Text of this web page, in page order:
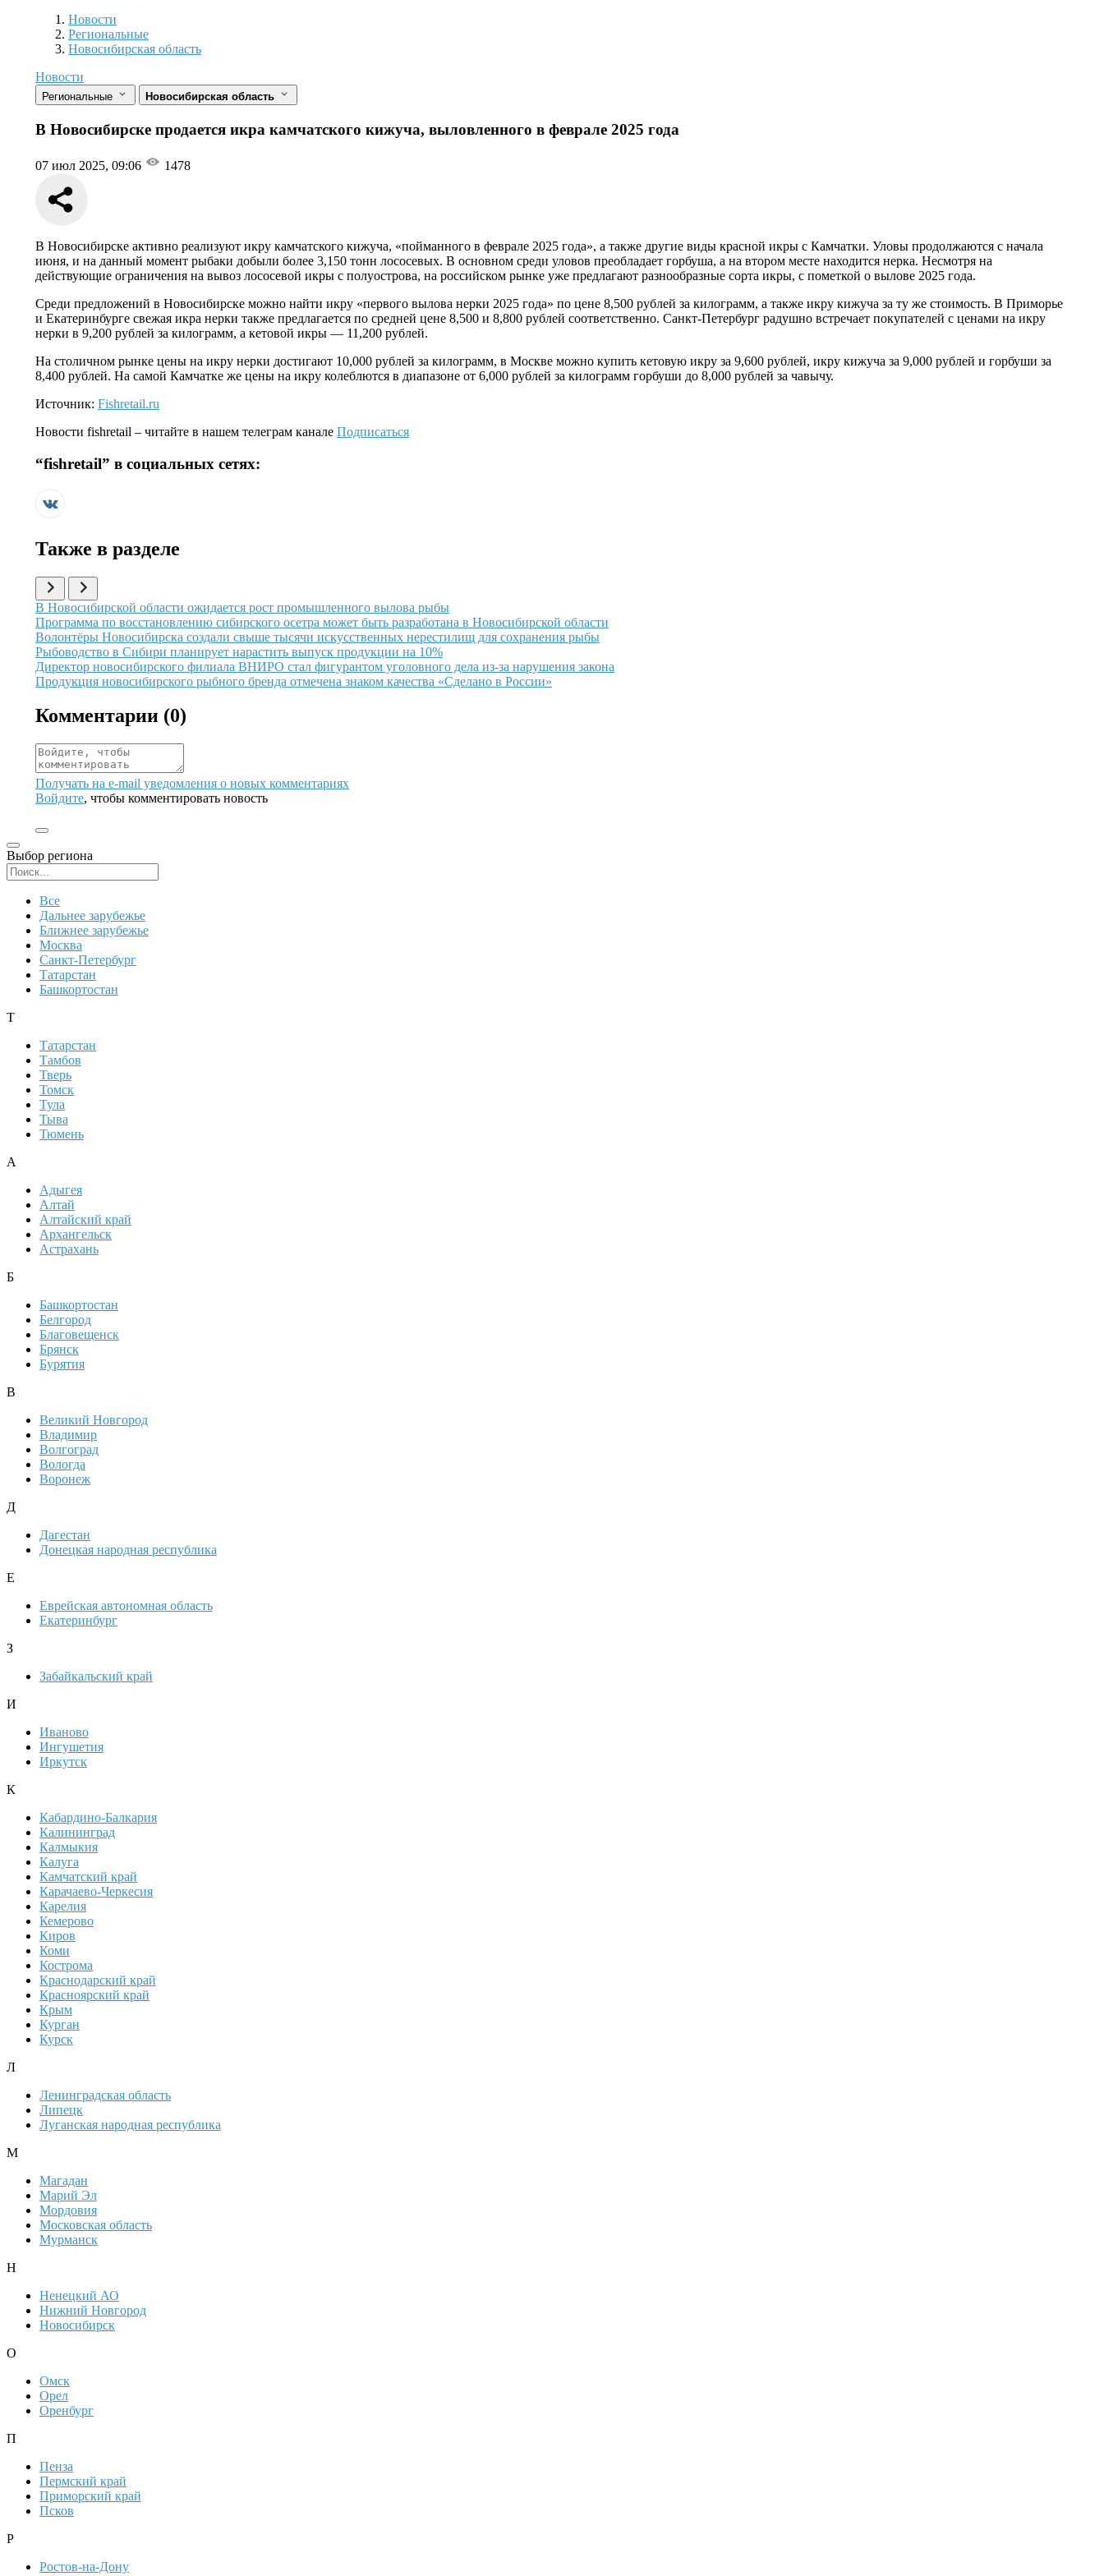
Новости
Разделы
Новости
Региональные
Новосибирская область
Новости
Региональные Новосибирская область
В Новосибирске продается икра камчатского кижуча, выловленного в феврале 2025 года
07 июл 2025, 09:06 1478
В Новосибирске активно реализуют икру камчатского кижуча, «пойманного в феврале 2025 года», а также другие виды красной икры с Камчатки. Уловы продолжаются с начала
июня, и на данный момент рыбаки добыли более 3,150 тонн лососевых. В основном среди уловов преобладает горбуша, а на втором месте находится нерка. Несмотря на
действующие ограничения на вывоз лососевой икры с полуострова, на российском рынке уже предлагают разнообразные сорта икры, с пометкой о вылове 2025 года.
Среди предложений в Новосибирске можно найти икру «первого вылова нерки 2025 года» по цене 8,500 рублей за килограмм, а также икру кижуча за ту же стоимость. В Приморье
и Екатеринбурге свежая икра нерки также предлагается по средней цене 8,500 и 8,800 рублей соответственно. Санкт-Петербург радушно встречает покупателей с ценами на икру
нерки в 9,200 рублей за килограмм, а кетовой икры — 11,200 рублей.
На столичном рынке цены на икру нерки достигают 10,000 рублей за килограмм, в Москве можно купить кетовую икру за 9,600 рублей, икру кижуча за 9,000 рублей и горбуши за
8,400 рублей. На самой Камчатке же цены на икру колеблются в диапазоне от 6,000 рублей за килограмм горбуши до 8,000 рублей за чавычу.
Источник: Fishretail.ru
Новости fishretail – читайте в нашем телеграм канале Подписаться
“fishretail” в социальных сетях:
Также в разделе
Иллюстрация новости
В Новосибирской области ожидается рост промышленного вылова рыбы
Иллюстрация новости
Программа по восстановлению сибирского осетра может быть разработана в Новосибирской области
Иллюстрация новости
Волонтёры Новосибирска создали свыше тысячи искусственных нерестилищ для сохранения рыбы
Иллюстрация новости
Рыбоводство в Сибири планирует нарастить выпуск продукции на 10%
Иллюстрация новости
Директор новосибирского филиала ВНИРО стал фигурантом уголовного дела из-за нарушения закона
Иллюстрация новости
Продукция новосибирского рыбного бренда отмечена знаком качества «Сделано в России»
Комментарии (0)
Получать на e‑mail уведомления о новых комментариях
Войдите, чтобы комментировать новость
Выбор региона
Все
Дальнее зарубежье
Ближнее зарубежье
Москва
Санкт-Петербург
Татарстан
Башкортостан
Т
Татарстан
Тамбов
Тверь
Томск
Тула
Тыва
Тюмень
А
Адыгея
Алтай
Алтайский край
Архангельск
Астрахань
Б
Башкортостан
Белгород
Благовещенск
Брянск
Бурятия
В
Великий Новгород
Владимир
Волгоград
Вологда
Воронеж
Д
Дагестан
Донецкая народная республика
Е
Еврейская автономная область
Екатеринбург
З
Забайкальский край
И
Иваново
Ингушетия
Иркутск
К
Кабардино-Балкария
Калининград
Калмыкия
Калуга
Камчатский край
Карачаево-Черкесия
Карелия
Кемерово
Киров
Коми
Кострома
Краснодарский край
Красноярский край
Крым
Курган
Курск
Л
Ленинградская область
Липецк
Луганская народная республика
М
Магадан
Марий Эл
Мордовия
Московская область
Мурманск
Н
Ненецкий АО
Нижний Новгород
Новосибирск
О
Омск
Орел
Оренбург
П
Пенза
Пермский край
Приморский край
Псков
Р
Ростов-на-Дону